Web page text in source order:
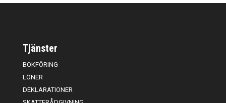
Tjänster
BOKFÖRING
LÖNER
DEKLARATIONER